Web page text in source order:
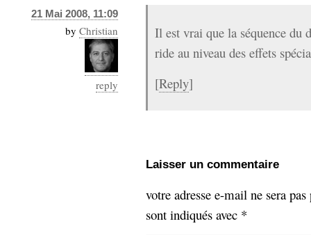
21 Mai 2008, 11:09
by Christian
reply
Il est vrai que la séquence du
ride au niveau des effets
[Reply]
Laisser un commentaire
votre adresse e-mail ne sera
sont indiqués avec *